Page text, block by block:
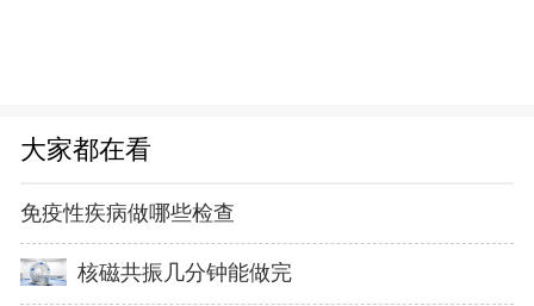
大家都在看
免疫性疾病做哪些检查
核磁共振几分钟能做完